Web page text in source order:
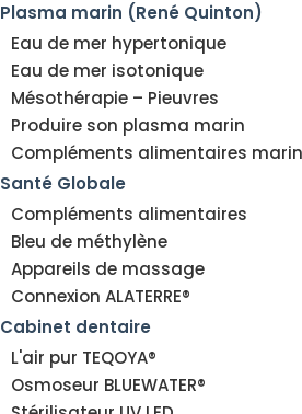
Plasma marin (René Quinton)
Eau de mer hypertonique
Eau de mer isotonique
Mésothérapie – Pieuvres
Produire son plasma marin
Compléments alimentaires
Santé Globale
Compléments alimentaires
Bleu de méthylène
Appareils de massage
Connexion ALATERRE®
Cabinet dentaire
L'air pur TEQOYA®
Osmoseur BLUEWATER®